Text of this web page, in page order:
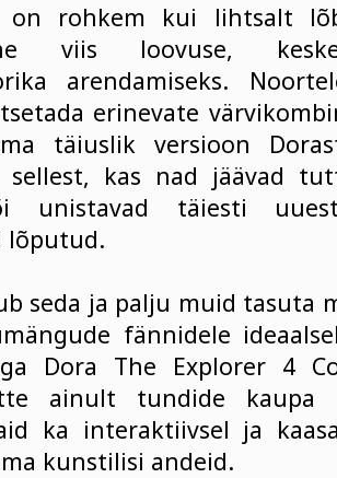
on rohkem kui lihtsalt
viis loovuse,
arendamiseks.
erinevate
täiuslik versioon
sellest, kas nad jäävad
unistavad täiesti
lõputud.
seda ja palju muid tasuta
fännidele
Dora The Explorer 4
ainult tundide kaupa
ka interaktiivsel ja
kunstilisi andeid.